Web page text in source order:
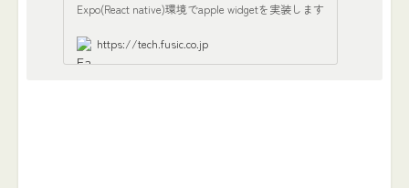
Expo(React native)環境でapple widgetを実装します
https://tech.fusic.co.jp